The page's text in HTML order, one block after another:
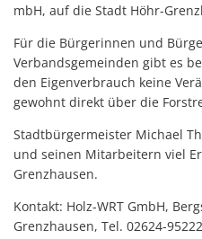
mbH, auf die Stadt Höhr-
Für die Bürgerinnen und
Verbandsgemeinden gibt es
den Eigenverbrauch keine
gewohnt direkt über die
Stadtbürgermeister Michael
und seinen Mitarbeitern viel
Grenzhausen.
Kontakt: Holz-WRT GmbH,
Grenzhausen, Tel. 02624-